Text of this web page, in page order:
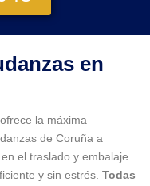
en
ofrece la máxima
de Coruña a
el traslado y embalaje
y sin estrés. Todas